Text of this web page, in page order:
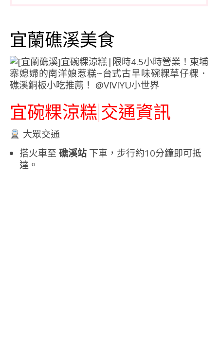
宜蘭礁溪美食
宜碗粿涼糕|交通資訊
大眾交通
搭火車至 礁溪站 下車，步行約10分鐘即可抵
達。